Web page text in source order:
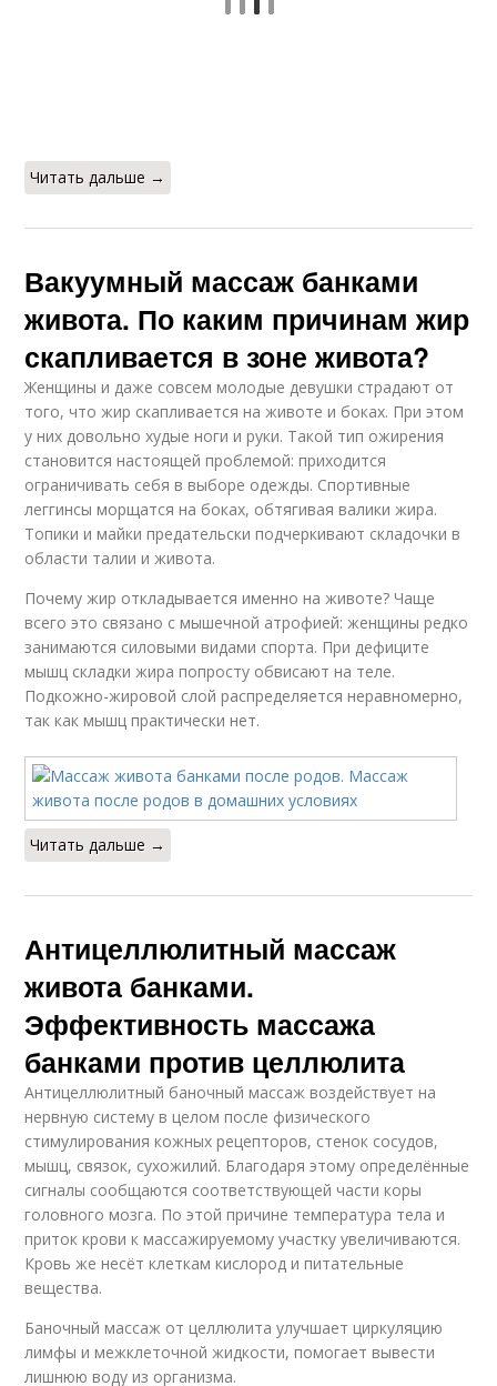
Читать дальше →
Вакуумный массаж банками
живота. По каким причинам жир
скапливается в зоне живота?
Женщины и даже совсем молодые девушки страдают от
того, что жир скапливается на животе и боках. При этом
у них довольно худые ноги и руки. Такой тип ожирения
становится настоящей проблемой: приходится
ограничивать себя в выборе одежды. Спортивные
леггинсы морщатся на боках, обтягивая валики жира.
Топики и майки предательски подчеркивают складочки в
области талии и живота.
Почему жир откладывается именно на животе? Чаще
всего это связано с мышечной атрофией: женщины редко
занимаются силовыми видами спорта. При дефиците
мышц складки жира попросту обвисают на теле.
Подкожно-жировой слой распределяется неравномерно,
так как мышц практически нет.
Читать дальше →
Антицеллюлитный массаж
живота банками.
Эффективность массажа
банками против целлюлита
Антицеллюлитный баночный массаж воздействует на
нервную систему в целом после физического
стимулирования кожных рецепторов, стенок сосудов,
мышц, связок, сухожилий. Благодаря этому определённые
сигналы сообщаются соответствующей части коры
головного мозга. По этой причине температура тела и
приток крови к массажируемому участку увеличиваются.
Кровь же несёт клеткам кислород и питательные
вещества.
Баночный массаж от целлюлита улучшает циркуляцию
лимфы и межклеточной жидкости, помогает вывести
лишнюю воду из организма.